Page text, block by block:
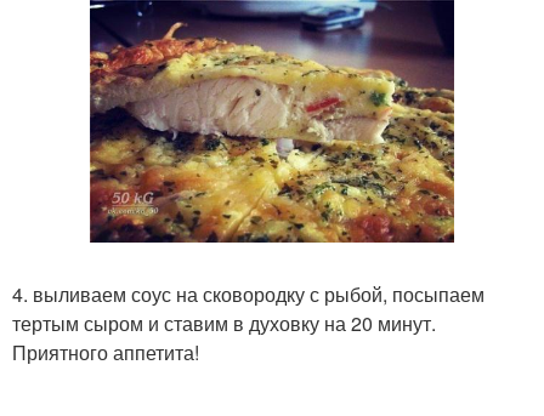
4. выливаем соус на сковородку с рыбой, посыпаем
тертым сыром и ставим в духовку на 20 минут.
Приятного аппетита!